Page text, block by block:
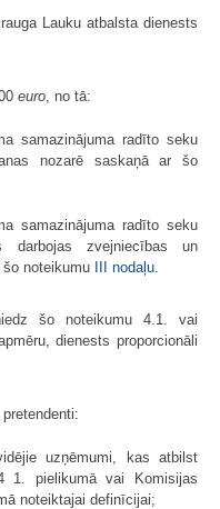
Lauku atbalsta dienests
euro , no tā:
samazinājuma radīto seku
nozarē saskaņā ar šo
samazinājuma radīto seku
darbojas zvejniecības un
noteikumu III nodaļu
šo noteikumu 4.1. vai
dienests proporcionāli
uzņēmumi, kas atbilst
1. pielikumā vai Komisijas
noteiktajai definīcijai;